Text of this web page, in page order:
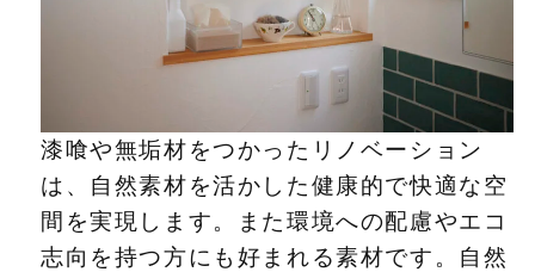
漆喰や無垢材をつかったリノベーション
は、自然素材を活かした健康的で快適な空
間を実現します。また環境への配慮やエコ
志向を持つ方にも好まれる素材です。自然